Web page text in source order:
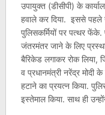
उपायुक्त (डीसीपी) के
हवाले कर दिया. इससे पहले
पुलिसकर्मियों पर पत्थर
जंतरमंतर जाने के लिए
बैरिकेड लगाकर रोक लिया,
व प्रधानमंत्री नरेंद्र मोदी
हटाने का प्रयत्न किया.
इस्तेमाल किया. साथ ही